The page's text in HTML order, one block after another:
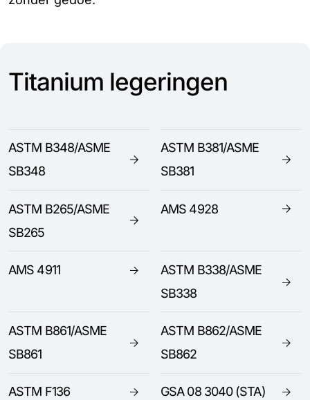
Titanium legeringen
ASTM B348/ASME
SB348
ASTM B381/ASME
SB381
ASTM B265/ASME
SB265
AMS 4928
AMS 4911
ASTM B338/ASME
SB338
ASTM B861/ASME
SB861
ASTM B862/ASME
SB862
ASTM F136 GSA 08 3040 (STA)